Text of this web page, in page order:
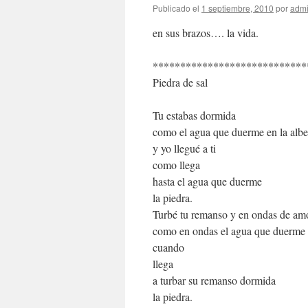
Publicado el 1 septiembre, 2010 por
en sus brazos…. la vida.
Piedra de sal
Tu estabas dormida
como el agua que duerme en la
y yo llegué a ti
como llega
hasta el agua que duerme
la piedra.
Turbé tu remanso y en ondas de
como en ondas el agua que
cuando
llega
a turbar su remanso dormida
la piedra.